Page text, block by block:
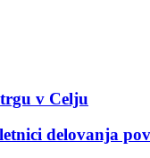
v Celju
delovanja